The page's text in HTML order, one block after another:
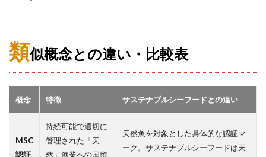
類似概念との違い・比較表
概念 特徴 サステナブルシーフードとの違い
MSC
認証
持続可能で適切に
管理された「天
然」漁業への国際
天然魚を対象とした具体的な認証マ
ーク。サステナブルシーフードは天